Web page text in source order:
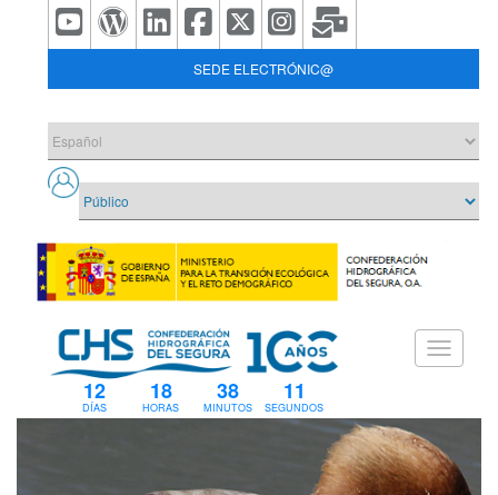
SEDE ELECTRÓNIC@
12
DÍAS
18
HORAS
38
MINUTOS
11
SEGUNDOS